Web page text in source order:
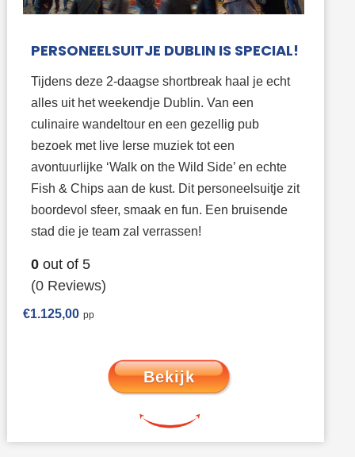
PERSONEELSUITJE DUBLIN IS SPECIAL!
Tijdens deze 2-daagse shortbreak haal je echt
alles uit het weekendje Dublin. Van een
culinaire wandeltour en een gezellig pub
bezoek met live Ierse muziek tot een
avontuurlijke ‘Walk on the Wild Side’ en echte
Fish & Chips aan de kust. Dit personeelsuitje zit
boordevol sfeer, smaak en fun. Een bruisende
stad die je team zal verrassen!
0out of 5
(0 Reviews)
€1.125,00
Bekijk